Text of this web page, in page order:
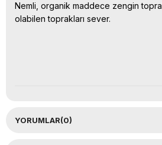
Nemli, organik maddece zengin
olabilen toprakları sever.
YORUMLAR(0)